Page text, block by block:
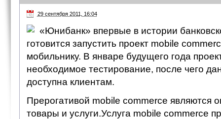
29 сентября 2011, 16:04
«Юнибанк» впервые в истории
готовится запустить проект mobile
мобильнику. В январе будущего года
необходимое тестирование, после чего
доступна клиентам.
Прерогативой mobile commerce являются
товары и услуги.Услуга mobile commerce